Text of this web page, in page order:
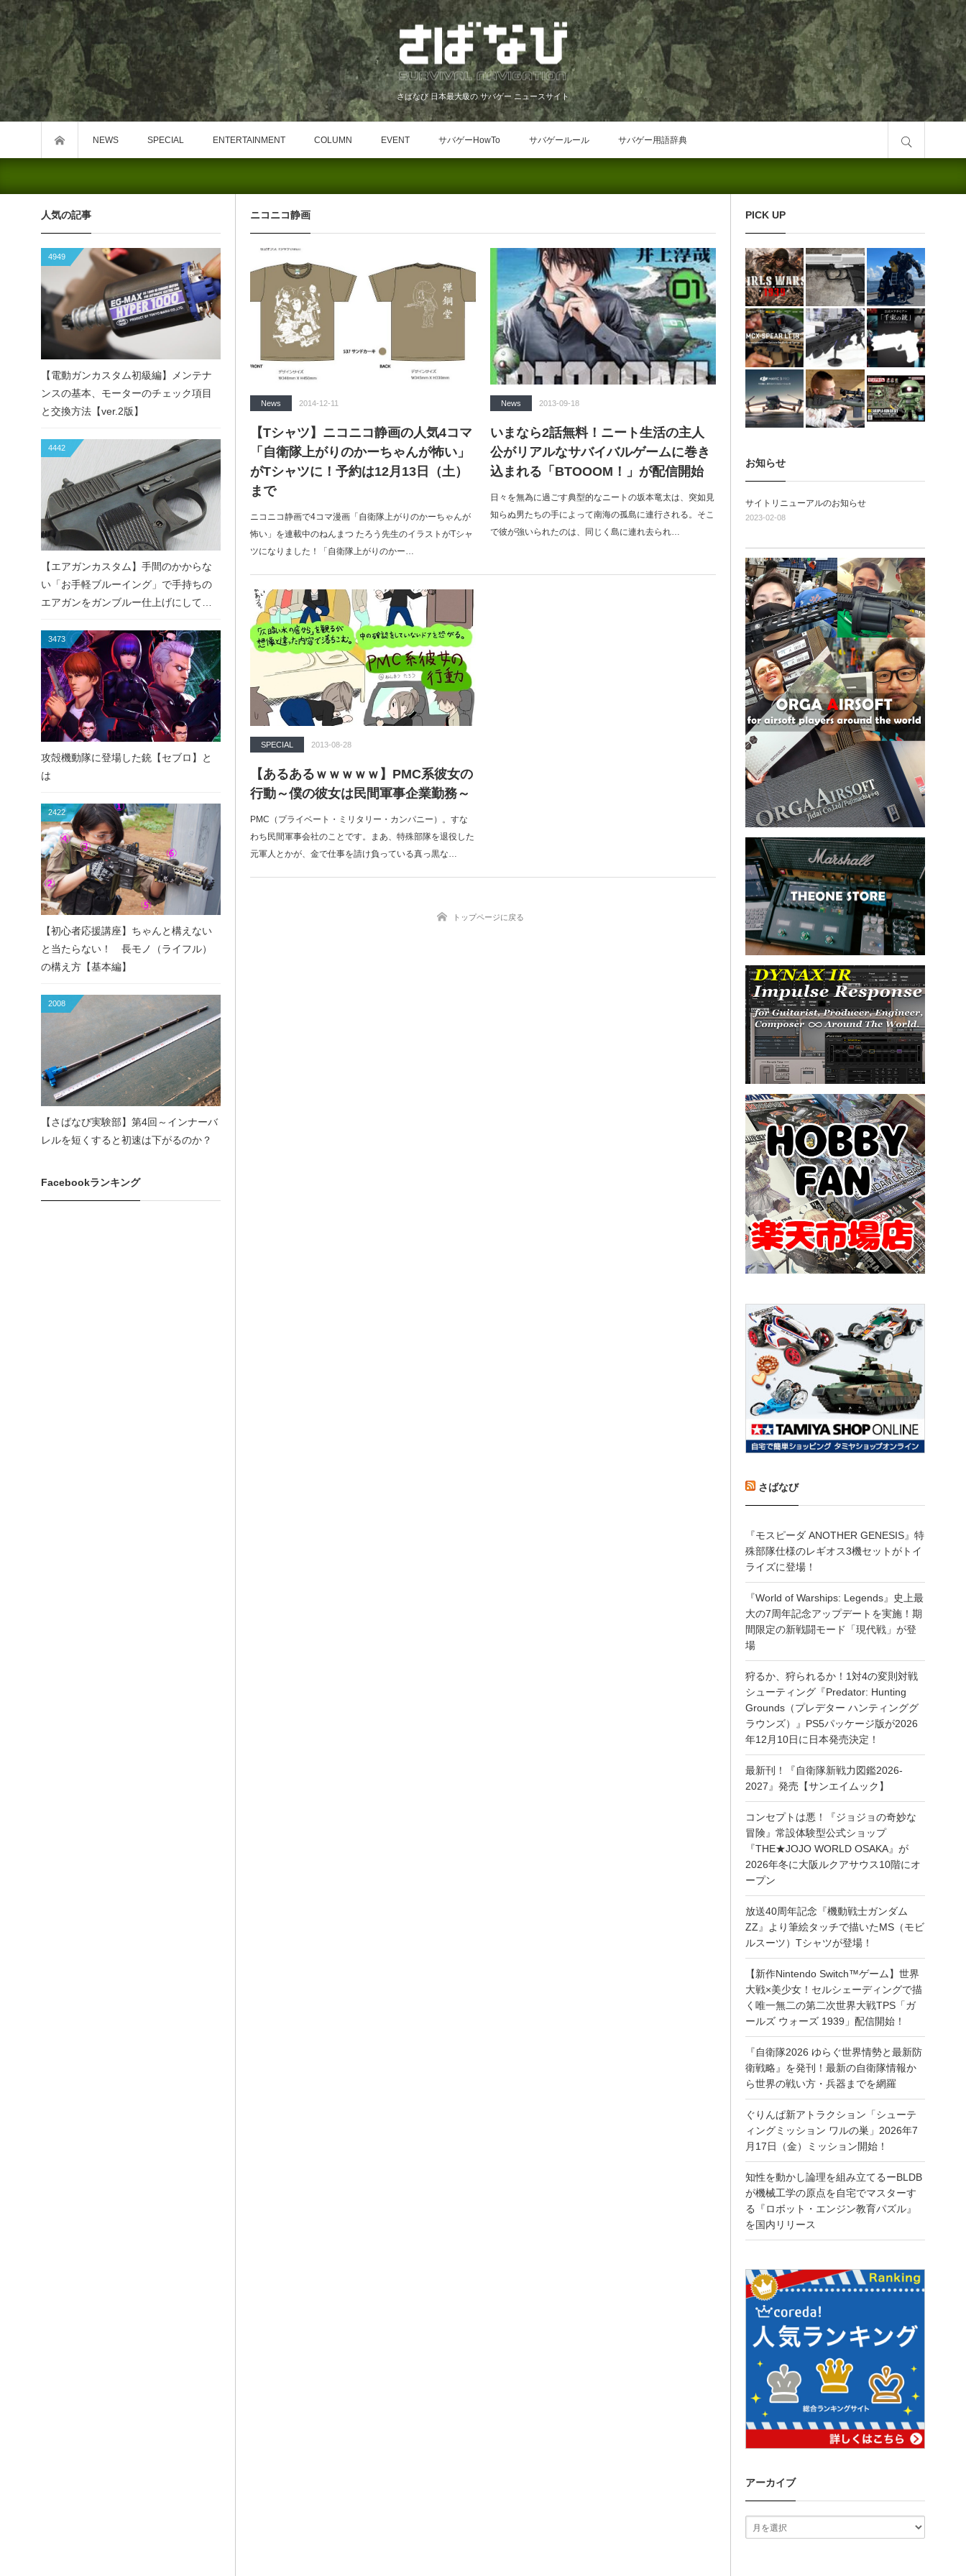
さばなび 日本最大級の サバゲー ニュースサイト
NEWS SPECIAL ENTERTAINMENT COLUMN EVENT サバゲーHowTo サバゲールール サバゲー用語辞典
ニコニコ静画
News 2014-12-11
【Tシャツ】ニコニコ静画の人気4コマ
「自衛隊上がりのかーちゃんが怖い」
がTシャツに！予約は12月13日（土）
まで
ニコニコ静画で4コマ漫画「自衛隊上がりのかーちゃんが
怖い」を連載中のねんまつ たろう先生のイラストがTシャ
ツになりました！「自衛隊上がりのかー…
News 2013-09-18
いまなら2話無料！ニート生活の主人
公がリアルなサバイバルゲームに巻き
込まれる「BTOOOM！」が配信開始
日々を無為に過ごす典型的なニートの坂本竜太は、突如見
知らぬ男たちの手によって南海の孤島に連行される。そこ
で彼が強いられたのは、同じく島に連れ去られ…
SPECIAL 2013-08-28
【あるあるｗｗｗｗｗ】PMC系彼女の
行動～僕の彼女は民間軍事企業勤務～
PMC（プライベート・ミリタリー・カンパニー）。すな
わち民間軍事会社のことです。まあ、特殊部隊を退役した
元軍人とかが、金で仕事を請け負っている真っ黒な…
トップページに戻る
人気の記事
4949
【電動ガンカスタム初級編】メンテナ
ンスの基本、モーターのチェック項目
と交換方法【ver.2版】
4442
【エアガンカスタム】手間のかからな
い「お手軽ブルーイング」で手持ちの
エアガンをガンブルー仕上げにしてみ
3473
攻殻機動隊に登場した銃【セブロ】と
は
2422
【初心者応援講座】ちゃんと構えない
と当たらない！ 長モノ（ライフル）
の構え方【基本編】
2008
【さばなび実験部】第4回～インナーバ
レルを短くすると初速は下がるのか？
Facebookランキング
PICK UP
お知らせ
サイトリニューアルのお知らせ
2023-02-08
さばなび
『モスピーダ ANOTHER GENESIS』特
殊部隊仕様のレギオス3機セットがトイ
ライズに登場！
『World of Warships: Legends』史上最
大の7周年記念アップデートを実施！期
間限定の新戦闘モード「現代戦」が登
場
狩るか、狩られるか！1対4の変則対戦
シューティング『Predator: Hunting
Grounds（プレデター ハンティンググ
ラウンズ）』PS5パッケージ版が2026
年12月10日に日本発売決定！
最新刊！『自衛隊新戦力図鑑2026-
2027』発売【サンエイムック】
コンセプトは悪！『ジョジョの奇妙な
冒険』常設体験型公式ショップ
『THE★JOJO WORLD OSAKA』が
2026年冬に大阪ルクアサウス10階にオ
ープン
放送40周年記念『機動戦士ガンダム
ZZ』より筆絵タッチで描いたMS（モビ
ルスーツ）Tシャツが登場！
【新作Nintendo Switch™ゲーム】世界
大戦×美少女！セルシェーディングで描
く唯一無二の第二次世界大戦TPS「ガ
ールズ ウォーズ 1939」配信開始！
『自衛隊2026 ゆらぐ世界情勢と最新防
衛戦略』を発刊！最新の自衛隊情報か
ら世界の戦い方・兵器までを網羅
ぐりんぱ新アトラクション「シューテ
ィングミッション ワルの巣」2026年7
月17日（金）ミッション開始！
知性を動かし論理を組み立てるーBLDB
が機械工学の原点を自宅でマスターす
る『ロボット・エンジン教育パズル』
を国内リリース
アーカイブ